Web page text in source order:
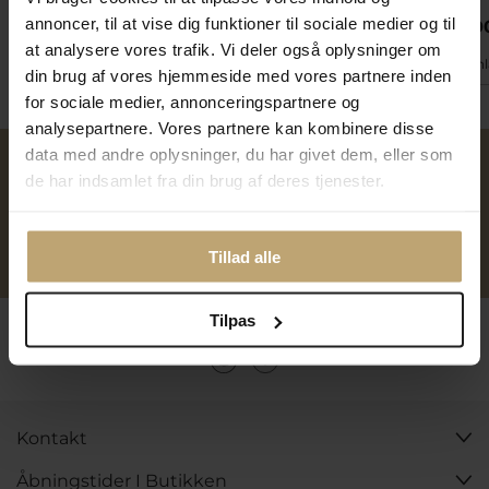
annoncer, til at vise dig funktioner til sociale medier og til
at analysere vores trafik. Vi deler også oplysninger om
din brug af vores hjemmeside med vores partnere inden
for sociale medier, annonceringspartnere og
analysepartnere. Vores partnere kan kombinere disse
data med andre oplysninger, du har givet dem, eller som
de har indsamlet fra din brug af deres tjenester.
Tillad alle
Tilpas
374,25 kr
399,20 kr
På fjernlager
16.275,00 kr
13.020,00 kr
På lager På
Over 40 års erfaring Mulighed for gravering
Reparation af smykker og
Følg os
Kontakt
Åbningstider I Butikken